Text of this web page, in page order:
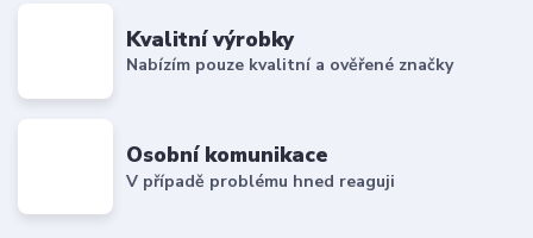
Kvalitní výrobky
Nabízím pouze kvalitní a ověřené značky
Osobní komunikace
V případě problému hned reaguji